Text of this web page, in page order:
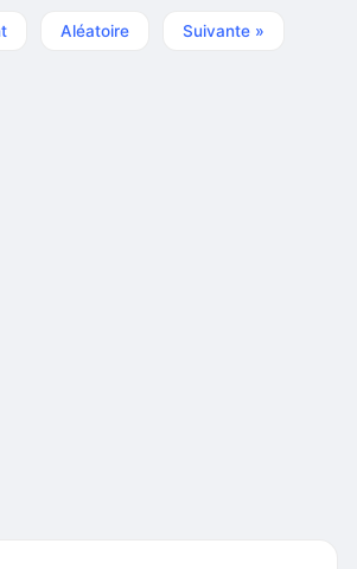
Aléatoire Suivante »